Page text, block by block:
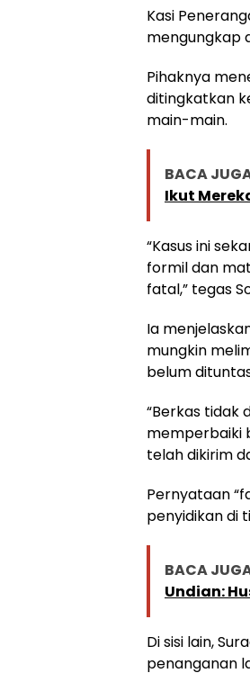
Kasi
mengungkap
Pihaknya
ditingkatkan
main-main.
BACA
Ikut
“Kasus ini
formil dan
fatal,” tegas
Ia
mungkin
belum
“Berkas tidak
memperbaiki
telah dikirim
Pernyataan
penyidikan di
BACA
Undian:
Di sisi lain,
penanganan